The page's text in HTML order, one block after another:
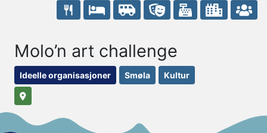
Molo’n art challenge
Ideelle organisasjoner Smøla Kultur